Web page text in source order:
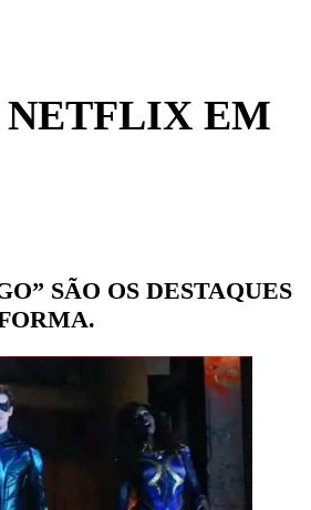
DISNEY+
HBO | HBO MAX
NBC
NETFLIX
OUTROS
PARAMOUNT+
NETFLIX EM
SÃO OS DESTAQUES